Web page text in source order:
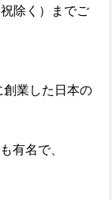
除く）までご
業した日本の
有名で、